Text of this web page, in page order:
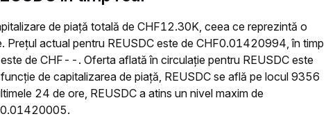
de piață totală de CHF12.30K, ceea ce reprezintă o
actual pentru REUSDC este de CHF0.01420994, în timp
de CHF--. Oferta aflată în circulație pentru REUSDC este
de capitalizarea de piață, REUSDC se află pe locul 9356
24 de ore, REUSDC a atins un nivel maxim de